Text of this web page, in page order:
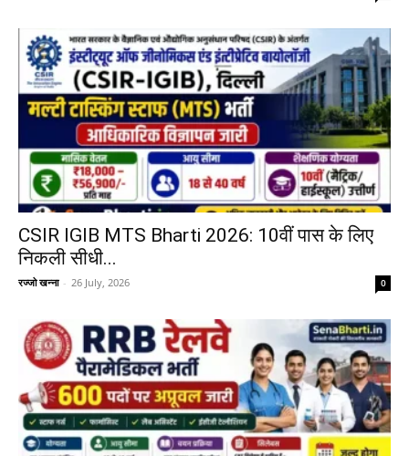
CSIR IGIB MTS Bharti 2026: 10वीं पास के लिए
निकली सीधी...
रज्जो खन्ना - 26 July, 2026 0